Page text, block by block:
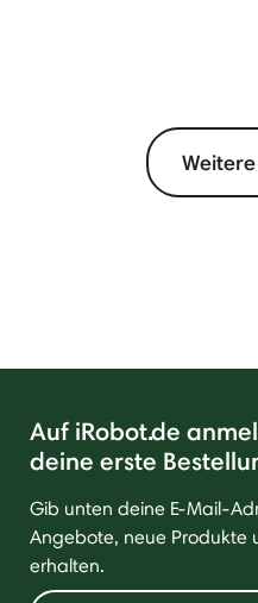
Auf iRobot.de
deine erste
Gib unten deine E-Mail-
Angebote, neue Produkte
erhalten.